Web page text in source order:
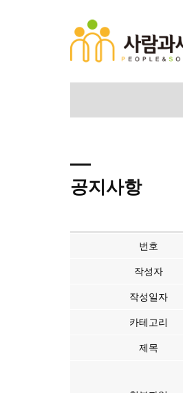
공지사항
번호
작성자
작성일자
카테고리
제목